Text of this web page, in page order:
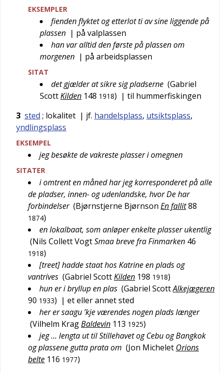
EKSEMPLER
fienden flyktet og etterlot ti av sine liggende på
plassen | på valplassen
han var alltid den første på plassen om
morgenen | på arbeidsplassen
SITAT
det gjælder at sikre sig pladserne (Gabriel
ScottKilden 148 1918) | til hummerfiskingen
3 sted ; lokalitet | jf. handelsplass, utsiktsplass,
yndlingsplass
EKSEMPEL
jeg besøkte de vakreste plasser i omegnen
SITATER
i omtrent en måned har jeg korresponderet på alle
de pladser, innen- og udenlandske, hvor De har
forbindelser (Bjørnstjerne Bjørnson En fallit88
1874)
en lokalbaat, som anløper enkelte plasser ukentlig
(Nils Collett VogtSmaa breve fra Finmarken 46
1918)
[treet] hadde staat hos Katrine en plads og
vantrives (Gabriel ScottKilden 198 1918)
hun er i bryllup en plas (Gabriel ScottAlkejægeren
90 1933) | et eller annet sted
her er saagu ’kje værendes nogen plads længer
(Vilhelm KragBaldevin 113 1925)
jeg … lengta ut til Stillehavet og Cebu og Bangkok
og plassene gutta prata om (Jon Michelet Orions
belte 116 1977)